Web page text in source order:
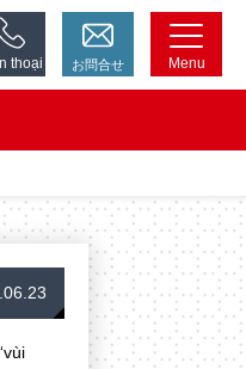
thoại お問合せ Menu